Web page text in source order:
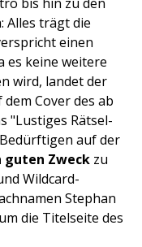
Alles trägt die
einen
es keine weitere
wird, landet der
Cover des ab
"Lustiges Rätsel-
auf der
guten Zweck zu
Wildcard-
Stephan
die Titelseite des